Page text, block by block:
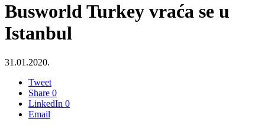
Busworld Turkey vraća se u
Istanbul
31.01.2020.
Tweet
Share 0
LinkedIn 0
Email